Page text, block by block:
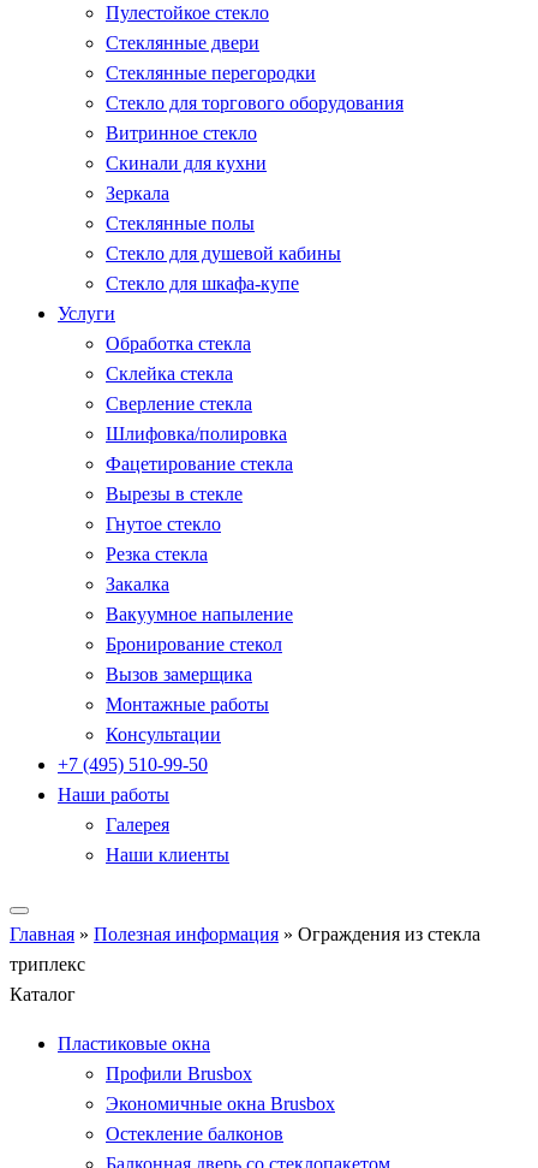
Пулестойкое стекло
Стеклянные двери
Стеклянные перегородки
Стекло для торгового оборудования
Витринное стекло
Скинали для кухни
Зеркала
Стеклянные полы
Стекло для душевой кабины
Стекло для шкафа-купе
Услуги
Обработка стекла
Склейка стекла
Сверление стекла
Шлифовка/полировка
Фацетирование стекла
Вырезы в стекле
Гнутое стекло
Резка стекла
Закалка
Вакуумное напыление
Бронирование стекол
Вызов замерщика
Монтажные работы
Консультации
+7 (495) 510-99-50
Наши работы
Галерея
Наши клиенты
Главная » Полезная информация » Ограждения из стекла
триплекс
Каталог
Пластиковые окна
Профили Brusbox
Экономичные окна Brusbox
Остекление балконов
Балконная дверь со стеклопакетом